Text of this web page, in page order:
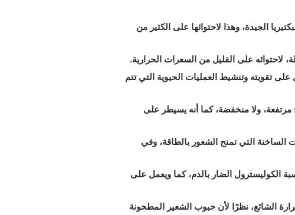
الجيدة، وهذا لاحتوائها على الكثير من
على القليل من السعرات الحرارية.
تقويته وتنشيط العمليات الحيوية التي تتم
ولا منخفضة، كما أنه يسيطر على
الساخنة التي تمنح الشعور بالطاقة، وفي
الكوليسترول الضار بالدم، كما ويعمل على
الشائع، نظرًا لأن حبوب الشعير المطحونة